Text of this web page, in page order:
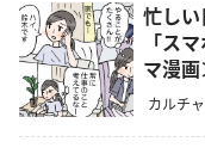
忙しい
「ス
マ漫画
カルチ